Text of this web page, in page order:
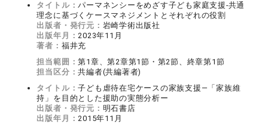
タイトル：パーマネンシーをめざす子ども家庭支援-共通
理念に基づくケースマネジメントとそれぞれの役割
出版者・発行元： 岩崎学術出版社
出版年月：2023年11月
著者： 福井充
担当範囲：第1章、第2章第1節・第2節、終章第1節
担当区分：共編者(共編著者)
タイトル：子ども虐待在宅ケースの家族支援―「家族維
持」を目的とした援助の実態分析ー
出版者・発行元： 明石書店
出版年月：2015年11月